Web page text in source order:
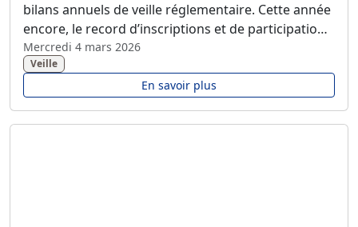
bilans annuels de veille réglementaire. Cette année
encore, le record d’inscriptions et de participation
a de nouveau été largement dépassé, et nous vous
en remercions chaleureusement. Vous avez été
particulièrement nombreux à répondre présents
organisé une fois par an.
Mercredi 4 mars 2026
Veille
En savoir plus